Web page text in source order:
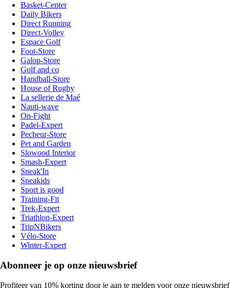
Basket-Center
Daily Bikers
Direct Running
Direct-Volley
Espace Golf
Foot-Store
Galop-Store
Golf and co
Handball-Store
House of Rugby
La sellerie de Maé
Nauti-wave
On-Fight
Padel-Expert
Pecheur-Store
Pet and Garden
Slowood Interior
Smash-Expert
Sneak'In
Sneakids
Sport is good
Training-Fit
Trek-Expert
Triathlon-Expert
TripNBikers
Vélo-Store
Winter-Expert
Abonneer je op onze nieuwsbrief
Profiteer van 10% korting door je aan te melden voor onze nieuwsbrief